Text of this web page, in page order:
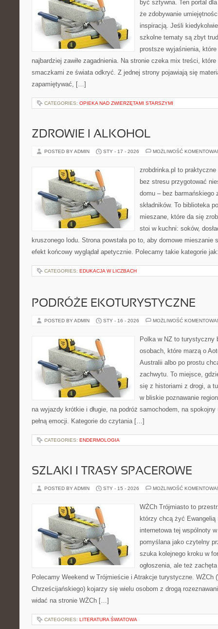
być sztywna. Ten portal
że zdobywanie
inspiracją. Jeśli
szkolne tematy są zbyt
prostsze wyjaśnienia, które
najbardziej zawiłe zagadnienia. Na stronie czeka mix treści,
smaczkami ze świata odkryć. Z jednej strony pojawiają się
zapamiętywać, […]
CATEGORIES: OPIEKA NAD ZWIERZĘTAMI STARSZYMI
ZDROWIE I ALKOHOL
POSTED BY ADMIN STY - 17 - 2026 MOŻLIWOŚĆ
zrobdrinka.pl to
bez stresu przygotować
domu – bez
składników. To biblioteka
mieszane, które da się
stoi w kuchni: soków,
kruszonego lodu. Strona powstała po to, aby domowe mieszanie
efekt końcowy wyglądał apetycznie. Polecamy takie kategorie
CATEGORIES: EDUKACJA W LICZBACH
PODRÓŻE EKOTURYSTYCZNE
POSTED BY ADMIN STY - 16 - 2026 MOŻLIWOŚĆ
Polka w NZ to turystyczny
osobach, które marzą o
Australii albo po prostu
zachwytu. To miejsce,
się z historiami z drogi, a
w bliskie poznawanie
na wyjazdy krótkie i długie, na podróż samochodem, na spokojny
pełną emocji. Kategorie do czytania […]
CATEGORIES: ENDERMOLOGIA
SZLAKI I TRASY SPACEROWE
POSTED BY ADMIN STY - 15 - 2026 MOŻLIWOŚĆ
WŻCh Trójmiasto to
którzy chcą żyć
internetowa tej wspólnoty
pomyślana jako czytelny
szuka kolejnego kroku w
ogłoszenia, ale też
Polecamy Weekend w Trójmieście i Atrakcje turystyczne. WŻCh
Chrześcijańskiego) kojarzy się wielu osobom z drogą
widać na stronie WŻCh […]
CATEGORIES: LITERATURA ŚWIATOWA